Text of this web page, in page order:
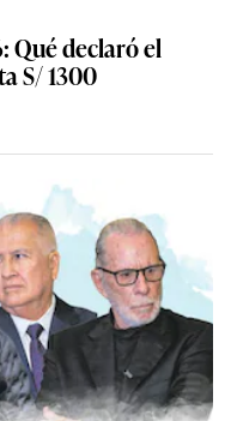
Qué declaró el
S/ 1300